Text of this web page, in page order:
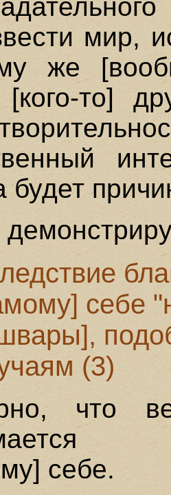
мир,
же
то]
будет
себе
(3)
что
себе.